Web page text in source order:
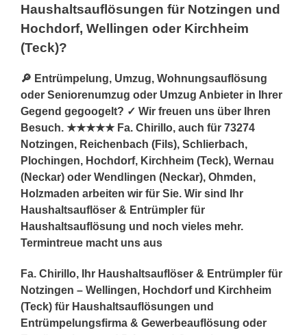
Haushaltsauflösungen für Notzingen und
Hochdorf, Wellingen oder Kirchheim
(Teck)?
🔎 Entrümpelung, Umzug, Wohnungsauflösung
oder Seniorenumzug oder Umzug Anbieter in Ihrer
Gegend gegoogelt? ✓ Wir freuen uns über Ihren
Besuch. ★★★★★ Fa. Chirillo, auch für 73274
Notzingen, Reichenbach (Fils), Schlierbach,
Plochingen, Hochdorf, Kirchheim (Teck), Wernau
(Neckar) oder Wendlingen (Neckar), Ohmden,
Holzmaden arbeiten wir für Sie. Wir sind Ihr
Haushaltsauflöser & Entrümpler für
Haushaltsauflösung und noch vieles mehr.
Termintreue macht uns aus
Fa. Chirillo, Ihr Haushaltsauflöser & Entrümpler für
Notzingen – Wellingen, Hochdorf und Kirchheim
(Teck) für Haushaltsauflösungen und
Entrümpelungsfirma & Gewerbeauflösung oder